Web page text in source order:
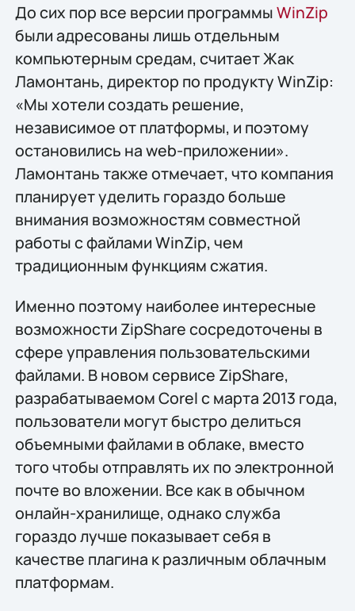
До сих пор все версии программыWinZip
были адресованы лишь отдельным
компьютерным средам, считает Жак
Ламонтань, директор по продукту WinZip:
«Мы хотели создать решение,
независимое от платформы, и поэтому
остановились на web-приложении».
Ламонтань также отмечает, что компания
планирует уделить гораздо больше
внимания возможностям совместной
работы с файлами WinZip, чем
традиционным функциям сжатия.
Именно поэтому наиболее интересные
возможности ZipShare сосредоточены в
сфере управления пользовательскими
файлами. В новом сервисе ZipShare,
разрабатываемом Corel с марта 2013 года,
пользователи могут быстро делиться
объемными файлами в облаке, вместо
того чтобы отправлять их по электронной
почте во вложении. Все как в обычном
онлайн-хранилище, однако служба
гораздо лучше показывает себя в
качестве плагина к различным облачным
платформам.